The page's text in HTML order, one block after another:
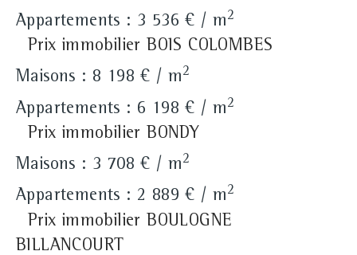
Appartements : 3 536 € / m2
Prix immobilier BOIS COLOMBES
Maisons : 8 198 € / m2
Appartements : 6 198 € / m2
Prix immobilier BONDY
Maisons : 3 708 € / m2
Appartements : 2 889 € / m2
Prix immobilier BOULOGNE
BILLANCOURT